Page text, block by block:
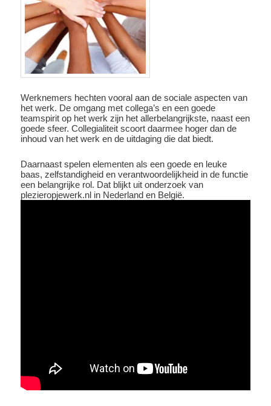
Werknemers hechten vooral aan de sociale aspecten van
het werk. De omgang met collega’s en een goede
teamspirit op het werk zijn het allerbelangrijkste, naast een
goede sfeer. Collegialiteit scoort daarmee hoger dan de
inhoud van het werk en de uitdaging die dat biedt.
Daarnaast spelen elementen als een goede en leuke
baas, zelfstandigheid en verantwoordelijkheid in de functie
een belangrijke rol. Dat blijkt uit onderzoek van
plezieropjewerk.nl in Nederland en België.